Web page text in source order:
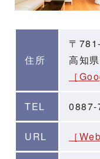
住所
〒
高知
［
TEL 0887-
URL ［